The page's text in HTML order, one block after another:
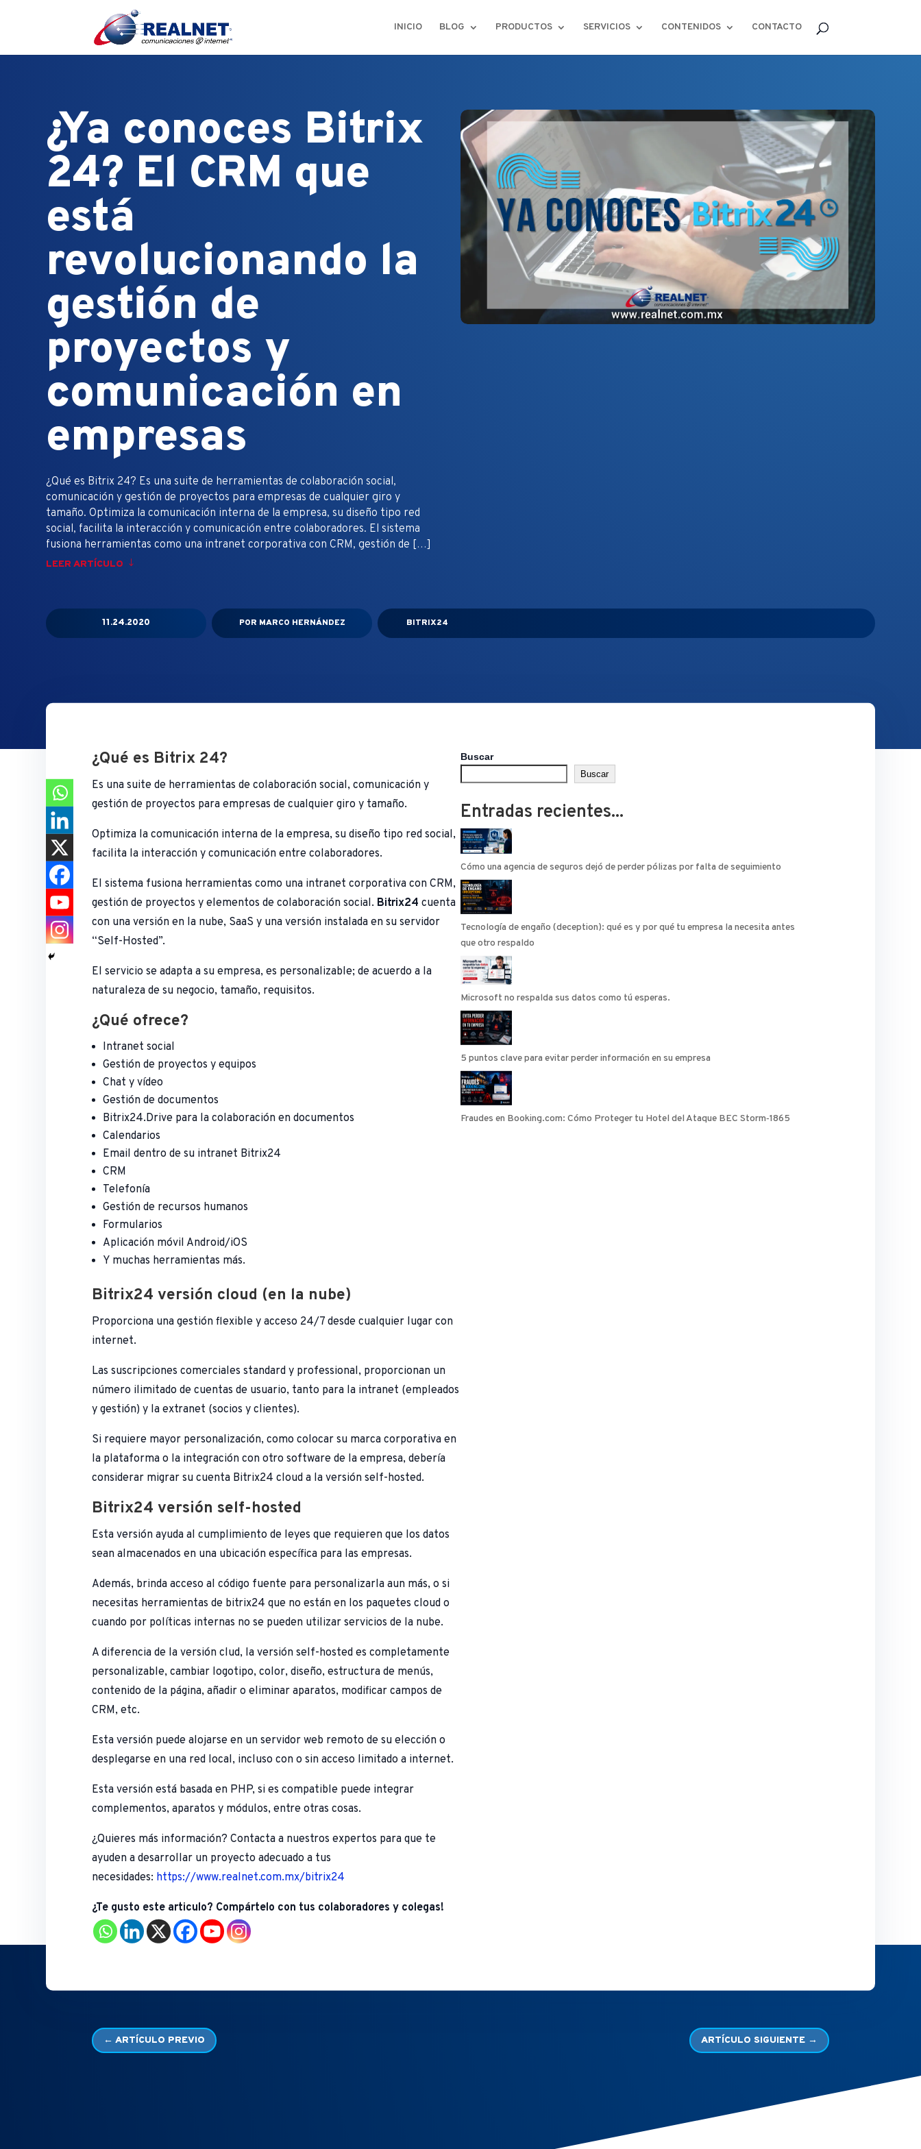
INICIO BLOG PRODUCTOS SERVICIOS CONTENIDOS CONTACTO
¿Ya conoces Bitrix
24? El CRM que
está
revolucionando la
gestión de
proyectos y
comunicación en
empresas
¿Qué es Bitrix 24? Es una suite de herramientas de colaboración social,
comunicación y gestión de proyectos para empresas de cualquier giro y
tamaño. Optimiza la comunicación interna de la empresa, su diseño tipo red
social, facilita la interacción y comunicación entre colaboradores. El sistema
fusiona herramientas como una intranet corporativa con CRM, gestión de […]
LEER ARTÍCULO
11.24.2020 POR MARCO HERNÁNDEZ BITRIX24
¿Qué es Bitrix 24?
Es una suite de herramientas de colaboración social, comunicación y
gestión de proyectos para empresas de cualquier giro y tamaño.
Optimiza la comunicación interna de la empresa, su diseño tipo red social,
facilita la interacción y comunicación entre colaboradores.
El sistema fusiona herramientas como una intranet corporativa con CRM,
gestión de proyectos y elementos de colaboración social. Bitrix24 cuenta
con una versión en la nube, SaaS y una versión instalada en su servidor
“Self-Hosted”.
El servicio se adapta a su empresa, es personalizable; de acuerdo a la
naturaleza de su negocio, tamaño, requisitos.
¿Qué ofrece?
Intranet social
Gestión de proyectos y equipos
Chat y vídeo
Gestión de documentos
Bitrix24.Drive para la colaboración en documentos
Calendarios
Email dentro de su intranet Bitrix24
CRM
Telefonía
Gestión de recursos humanos
Formularios
Aplicación móvil Android/iOS
Y muchas herramientas más.
Bitrix24 versión cloud (en la nube)
Proporciona una gestión flexible y acceso 24/7 desde cualquier lugar con
internet.
Las suscripciones comerciales standard y professional, proporcionan un
número ilimitado de cuentas de usuario, tanto para la intranet (empleados
y gestión) y la extranet (socios y clientes).
Si requiere mayor personalización, como colocar su marca corporativa en
la plataforma o la integración con otro software de la empresa, debería
considerar migrar su cuenta Bitrix24 cloud a la versión self-hosted.
Bitrix24 versión self-hosted
Esta versión ayuda al cumplimiento de leyes que requieren que los datos
sean almacenados en una ubicación específica para las empresas.
Además, brinda acceso al código fuente para personalizarla aun más, o si
necesitas herramientas de bitrix24 que no están en los paquetes cloud o
cuando por políticas internas no se pueden utilizar servicios de la nube.
A diferencia de la versión clud, la versión self-hosted es completamente
personalizable, cambiar logotipo, color, diseño, estructura de menús,
contenido de la página, añadir o eliminar aparatos, modificar campos de
CRM, etc.
Esta versión puede alojarse en un servidor web remoto de su elección o
desplegarse en una red local, incluso con o sin acceso limitado a internet.
Esta versión está basada en PHP, si es compatible puede integrar
complementos, aparatos y módulos, entre otras cosas.
¿Quieres más información? Contacta a nuestros expertos para que te
ayuden a desarrollar un proyecto adecuado a tus
necesidades: https://www.realnet.com.mx/bitrix24
¿Te gusto este articulo? Compártelo con tus colaboradores y colegas!
Buscar
Buscar
Entradas recientes...
Cómo una agencia de seguros dejó de perder pólizas por falta de seguimiento
Tecnología de engaño (deception): qué es y por qué tu empresa la necesita antes
que otro respaldo
Microsoft no respalda sus datos como tú esperas.
5 puntos clave para evitar perder información en su empresa
Fraudes en Booking.com: Cómo Proteger tu Hotel del Ataque BEC Storm‑1865
←ARTÍCULO PREVIO ARTÍCULO SIGUIENTE→